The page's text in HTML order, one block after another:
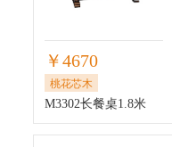
￥4670
桃花芯木
M3302长餐桌1.8米